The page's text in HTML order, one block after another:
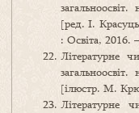
[ред. І.
: Освіта, 2016.
Літературне
[ілюстр. М.
Літературне